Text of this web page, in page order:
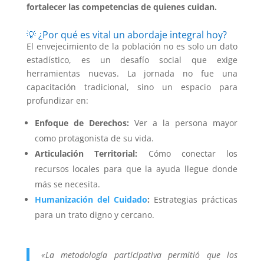
fortalecer las competencias de quienes cuidan.
💡 ¿Por qué es vital un abordaje integral hoy?
El envejecimiento de la población no es solo un dato
estadístico, es un desafío social que exige
herramientas nuevas. La jornada no fue una
capacitación tradicional, sino un espacio para
profundizar en:
Enfoque de Derechos: Ver a la persona mayor
como protagonista de su vida.
Articulación Territorial: Cómo conectar los
recursos locales para que la ayuda llegue donde
más se necesita.
Humanización del Cuidado: Estrategias prácticas
para un trato digno y cercano.
«La metodología participativa permitió que los